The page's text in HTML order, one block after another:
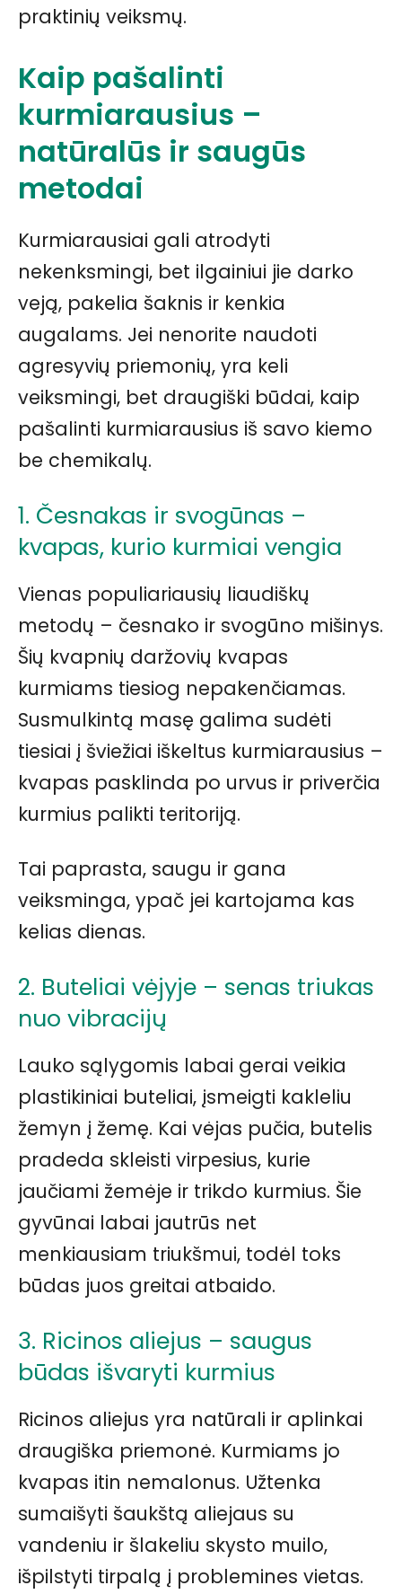
praktinių veiksmų.
Kaip pašalinti
kurmiarausius –
natūralūs ir saugūs
metodai
Kurmiarausiai gali atrodyti
nekenksmingi, bet ilgainiui jie darko
veją, pakelia šaknis ir kenkia
augalams. Jei nenorite naudoti
agresyvių priemonių, yra keli
veiksmingi, bet draugiški būdai, kaip
pašalinti kurmiarausius iš savo kiemo
be chemikalų.
1. Česnakas ir svogūnas –
kvapas, kurio kurmiai vengia
Vienas populiariausių liaudiškų
metodų – česnako ir svogūno mišinys.
Šių kvapnių daržovių kvapas
kurmiams tiesiog nepakenčiamas.
Susmulkintą masę galima sudėti
tiesiai į šviežiai iškeltus kurmiarausius –
kvapas pasklinda po urvus ir priverčia
kurmius palikti teritoriją.
Tai paprasta, saugu ir gana
veiksminga, ypač jei kartojama kas
kelias dienas.
2. Buteliai vėjyje – senas triukas
nuo vibracijų
Lauko sąlygomis labai gerai veikia
plastikiniai buteliai, įsmeigti kakleliu
žemyn į žemę. Kai vėjas pučia, butelis
pradeda skleisti virpesius, kurie
jaučiami žemėje ir trikdo kurmius. Šie
gyvūnai labai jautrūs net
menkiausiam triukšmui, todėl toks
būdas juos greitai atbaido.
3. Ricinos aliejus – saugus
būdas išvaryti kurmius
Ricinos aliejus yra natūrali ir aplinkai
draugiška priemonė. Kurmiams jo
kvapas itin nemalonus. Užtenka
sumaišyti šaukštą aliejaus su
vandeniu ir šlakeliu skysto muilo,
išpilstyti tirpalą į problemines vietas.